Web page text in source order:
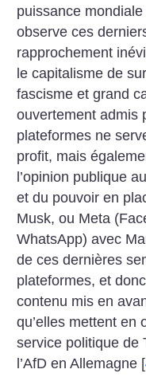
puissance
observe ces
rapprochement
le capitalisme de
fascisme et grand
ouvertement admis
plateformes ne
profit, mais
l’opinion publique
et du pouvoir en
Musk, ou Meta
WhatsApp) avec
de ces dernières
plateformes, et
contenu mis en
qu’elles ­mettent
service politique de
l’AfD en Allemagne [